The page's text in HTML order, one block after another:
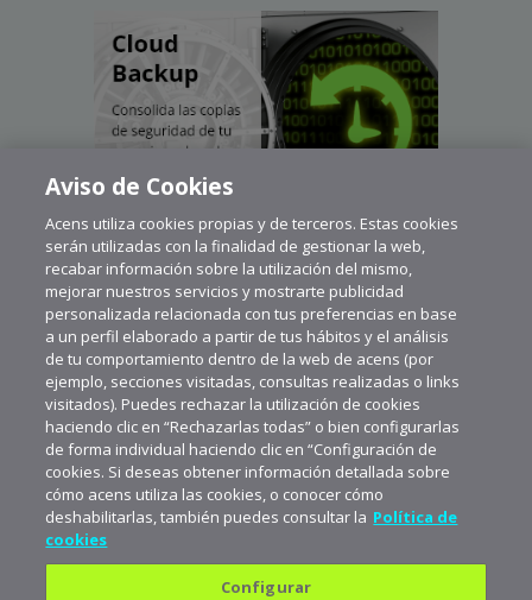
Aviso de Cookies
Acens utiliza cookies propias y de terceros. Estas cookies
serán utilizadas con la finalidad de gestionar la web,
recabar información sobre la utilización del mismo,
mejorar nuestros servicios y mostrarte publicidad
personalizada relacionada con tus preferencias en base
a un perfil elaborado a partir de tus hábitos y el análisis
de tu comportamiento dentro de la web de acens (por
ejemplo, secciones visitadas, consultas realizadas o links
visitados). Puedes rechazar la utilización de cookies
haciendo clic en “Rechazarlas todas” o bien configurarlas
de forma individual haciendo clic en “Configuración de
cookies. Si deseas obtener información detallada sobre
cómo acens utiliza las cookies, o conocer cómo
deshabilitarlas, también puedes consultar la Política de
cookies
Configurar